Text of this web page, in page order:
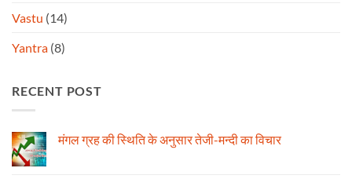
Vastu (14)
Yantra (8)
RECENT POST
मंगल ग्रह की स्थिति के अनुसार तेजी-मन्दी का विचार